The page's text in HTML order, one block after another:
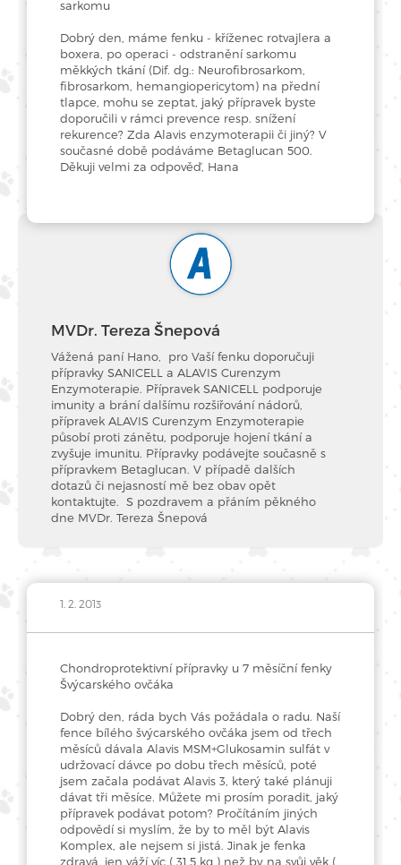
sarkomu
Dobrý den, máme fenku - kříženec rotvajlera a
boxera, po operaci - odstranění sarkomu
měkkých tkání (Dif. dg.: Neurofibrosarkom,
fibrosarkom, hemangiopericytom) na přední
tlapce, mohu se zeptat, jaký přípravek byste
doporučili v rámci prevence resp. snížení
rekurence? Zda Alavis enzymoterapii či jiný? V
současné době podáváme Betaglucan 500.
Děkuji velmi za odpověď, Hana
MVDr. Tereza Šnepová
Vážená paní Hano, pro Vaší fenku doporučuji
přípravky SANICELL a ALAVIS Curenzym
Enzymoterapie. Přípravek SANICELL podporuje
imunity a brání dalšímu rozšiřování nádorů,
přípravek ALAVIS Curenzym Enzymoterapie
působí proti zánětu, podporuje hojení tkání a
zvyšuje imunitu. Přípravky podávejte současně s
přípravkem Betaglucan. V případě dalších
dotazů či nejasností mě bez obav opět
kontaktujte. S pozdravem a přáním pěkného
dne MVDr. Tereza Šnepová
1. 2. 2013
Chondroprotektivní přípravky u 7 měsíční fenky
Švýcarského ovčáka
Dobrý den, ráda bych Vás požádala o radu. Naší
fence bílého švýcarského ovčáka jsem od třech
měsíců dávala Alavis MSM+Glukosamin sulfát v
udržovací dávce po dobu třech měsíců, poté
jsem začala podávat Alavis 3, který také plánuji
dávat tři měsíce. Můžete mi prosím poradit, jaký
přípravek podávat potom? Pročítáním jiných
odpovědí si myslím, že by to měl být Alavis
Komplex, ale nejsem si jistá. Jinak je fenka
zdravá, jen váží víc ( 31,5 kg ) než by na svůj věk (